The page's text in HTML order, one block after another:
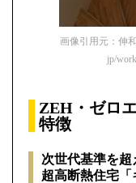
画像引用元：伸
jp/
ZEH・ゼロ
特徴
次世代基準を超
超高断熱住宅「